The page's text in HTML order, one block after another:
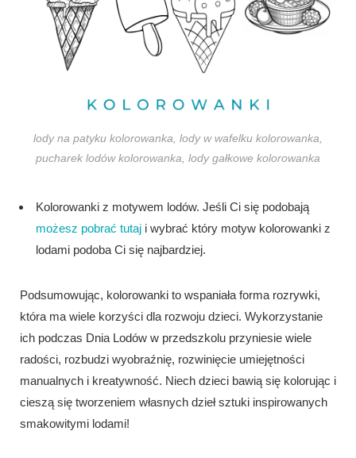
lody na patyku kolorowanka, lody w wafelku kolorowanka,
pucharek lodów kolorowanka, lody gałkowe kolorowanka
Kolorowanki z motywem lodów. Jeśli Ci się podobają
możesz pobrać tutaj i wybrać który motyw kolorowanki z
lodami podoba Ci się najbardziej.
Podsumowując, kolorowanki to wspaniała forma rozrywki,
która ma wiele korzyści dla rozwoju dzieci. Wykorzystanie
ich podczas Dnia Lodów w przedszkolu przyniesie wiele
radości, rozbudzi wyobraźnię, rozwinięcie umiejętności
manualnych i kreatywność. Niech dzieci bawią się kolorując i
cieszą się tworzeniem własnych dzieł sztuki inspirowanych
smakowitymi lodami!